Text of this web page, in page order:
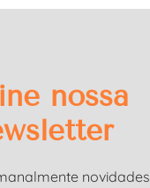
nossa
novidades